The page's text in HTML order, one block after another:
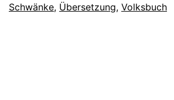
Schwänke, Übersetzung, Volksbuch